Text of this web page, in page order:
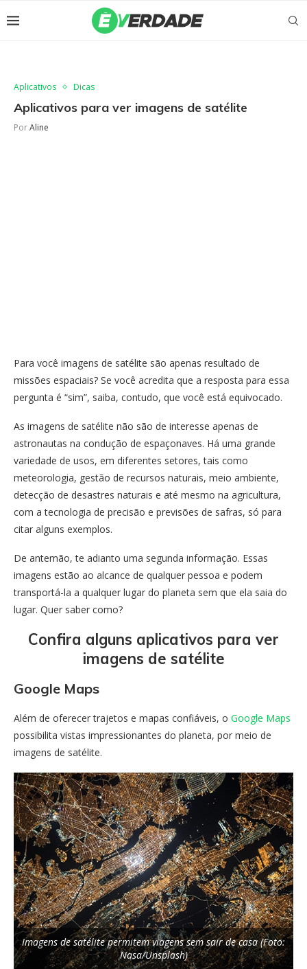
Aplicativos Dicas
Aplicativos para ver imagens de satélite
PorAline
Para você imagens de satélite são apenas resultado de
missões espaciais? Se você acredita que a resposta para essa
pergunta é “sim”, saiba, contudo, que você está equivocado.
As imagens de satélite não são de interesse apenas de
astronautas na condução de espaçonaves. Há uma grande
variedade de usos, em diferentes setores, tais como
meteorologia, gestão de recursos naturais, meio ambiente,
detecção de desastres naturais e até mesmo na agricultura,
com a tecnologia de precisão e previsões de safras, só para
citar alguns exemplos.
De antemão, te adianto uma segunda informação. Essas
imagens estão ao alcance de qualquer pessoa e podem
transportá-la a qualquer lugar do planeta sem que ela saia do
lugar. Quer saber como?
Confira alguns aplicativos para ver
imagens de satélite
Google Maps
Além de oferecer trajetos e mapas confiáveis, o Google Maps
possibilita vistas impressionantes do planeta, por meio de
imagens de satélite.
Imagens de satélite permitem viagens sem sair de casa (Foto:
Nasa/Unsplash)